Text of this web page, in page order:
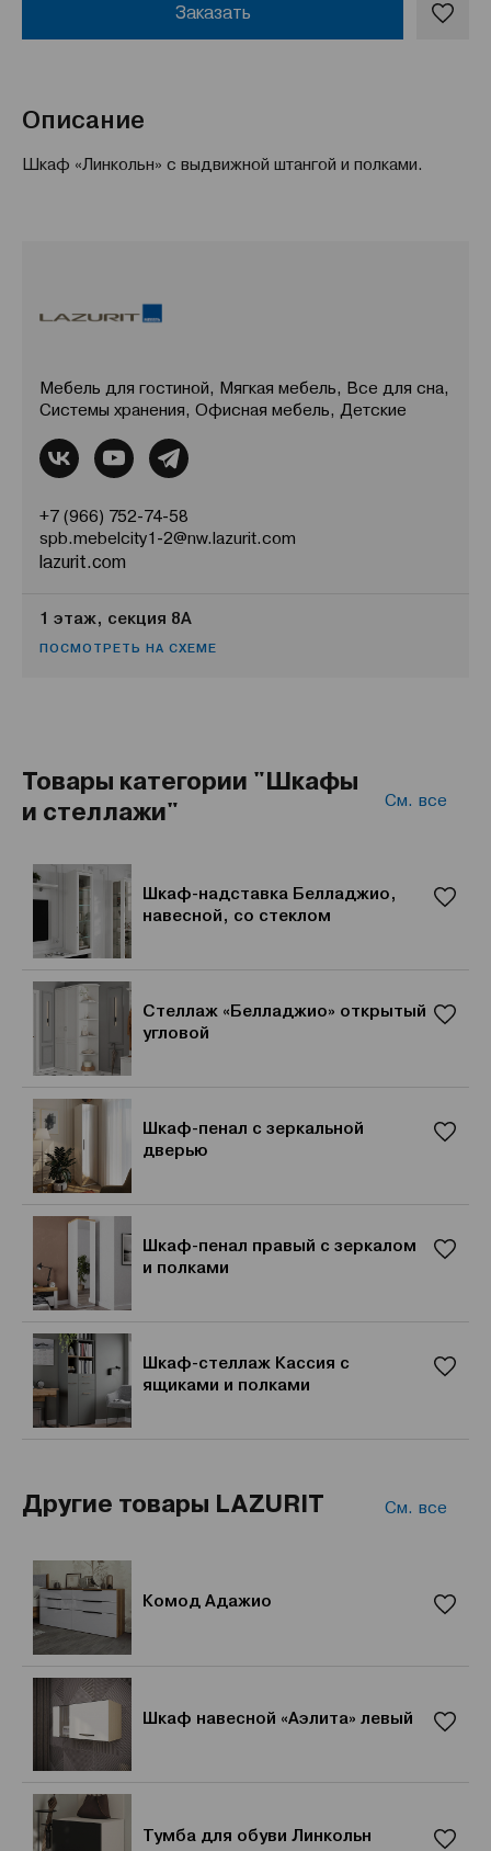
Заказать
Описание
Шкаф «Линкольн» с выдвижной штангой и полками.
Мебель для гостиной, Мягкая мебель, Все для сна,
Системы хранения, Офисная мебель, Детские
+7 (966) 752-74-58
spb.mebelcity1-2@nw.lazurit.com
lazurit.com
1 этаж, секция 8А
ПОСМОТРЕТЬ НА СХЕМЕ
Товары категории "Шкафы
и стеллажи"
См. все
Шкаф-надставка Белладжио,
навесной, со стеклом
Стеллаж «Белладжио» открытый
угловой
Шкаф-пенал с зеркальной
дверью
Шкаф-пенал правый с зеркалом
и полками
Шкаф-стеллаж Кассия с
ящиками и полками
Другие товары LAZURIT См. все
Комод Адажио
Шкаф навесной «Аэлита» левый
Тумба для обуви Линкольн